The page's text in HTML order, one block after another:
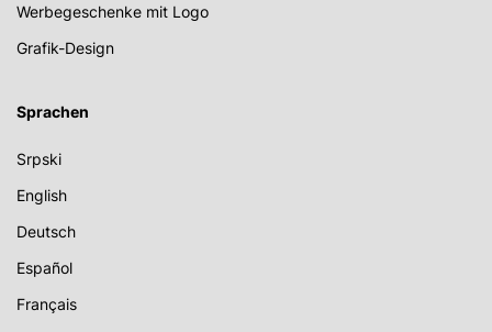
Werbegeschenke mit Logo
Grafik-Design
Sprachen
Srpski
English
Deutsch
Español
Français